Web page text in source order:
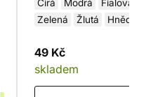
Čirá Modrá
Fialová
Zelená
Žlutá
Hnědá
Červená
49 Kč
skladem